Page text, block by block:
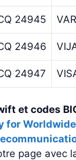
24945
24946
24947
et codes
for
page avec